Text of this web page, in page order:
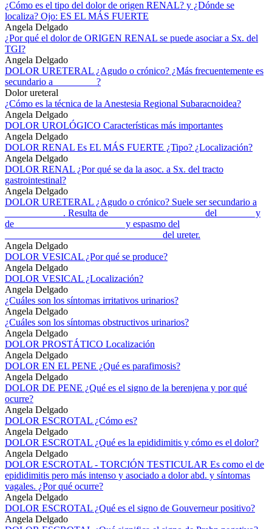
¿Cómo es el tipo del dolor de origen RENAL? y ¿Dónde se
localiza? Ojo: ES EL MÁS FUERTE
Angela Delgado
¿Por qué el dolor de ORIGEN RENAL se puede asociar a Sx. del
TGI?
Angela Delgado
DOLOR URETERAL ¿Agudo o crónico? ¿Más frecuentemente es
secundario a_________?
Dolor ureteral
¿Cómo es la técnica de la Anestesia Regional Subaracnoidea?
Angela Delgado
DOLOR UROLÓGICO Características más importantes
Angela Delgado
DOLOR RENAL Es EL MÁS FUERTE ¿Tipo? ¿Localización?
Angela Delgado
DOLOR RENAL ¿Por qué se da la asoc. a Sx. del tracto
gastrointestinal?
Angela Delgado
DOLOR URETERAL ¿Agudo o crónico? Suele ser secundario a
____________. Resulta de ___________________ del _______ y
de ______________________ y espasmo del
________________________________ del ureter.
Angela Delgado
DOLOR VESICAL ¿Por qué se produce?
Angela Delgado
DOLOR VESICAL ¿Localización?
Angela Delgado
¿Cuáles son los síntomas irritativos urinarios?
Angela Delgado
¿Cuáles son los síntomas obstructivos urinarios?
Angela Delgado
DOLOR PROSTÁTICO Localización
Angela Delgado
DOLOR EN EL PENE ¿Qué es parafimosis?
Angela Delgado
DOLOR DE PENE ¿Qué es el signo de la berenjena y por qué
ocurre?
Angela Delgado
DOLOR ESCROTAL ¿Cómo es?
Angela Delgado
DOLOR ESCROTAL ¿Qué es la epididimitis y cómo es el dolor?
Angela Delgado
DOLOR ESCROTAL - TORCIÓN TESTICULAR Es como el de
epididimitis pero más intenso y asociado a dolor abd. y síntomas
vagales. ¿Por qué ocurre?
Angela Delgado
DOLOR ESCROTAL ¿Qué es el signo de Gouverneur positivo?
Angela Delgado